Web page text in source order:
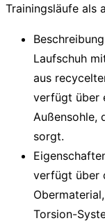
Trainingsläufe als
Beschreibung
Laufschuh
aus
verfügt über
Außensohle,
sorgt.
verfügt über
Obermaterial
Torsion-